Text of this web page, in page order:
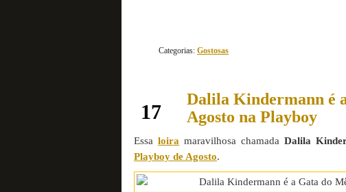
Categorias: Gostosas
17
Dalila Kindermann é
Agosto na Playboy
Essaloira maravilhosa chamadaDalila
Playboy de Agosto.